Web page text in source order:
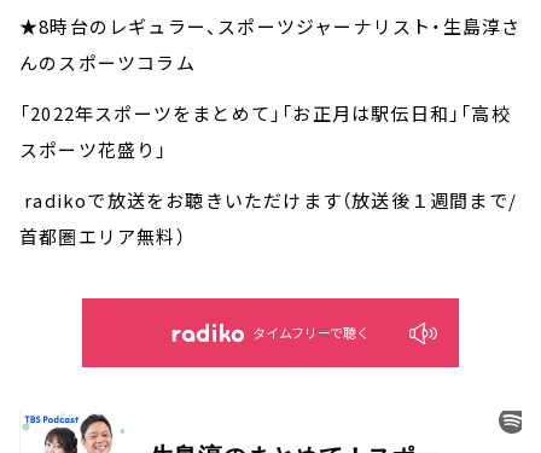
★8時台のレギュラー、スポーツジャーナリスト・生島淳さ
んのスポーツコラム
「2022年スポーツをまとめて」「お正月は駅伝日和」「高校
スポーツ花盛り」
radikoで放送をお聴きいただけます（放送後１週間まで/
首都圏エリア無料）
タイムフリーで聴く